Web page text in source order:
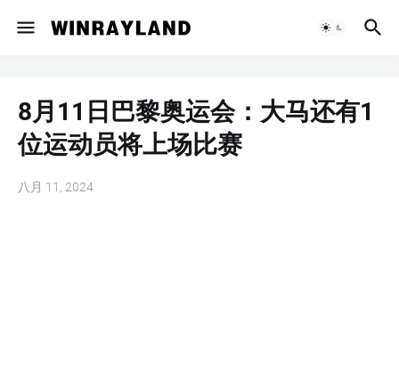
8月11日巴黎奥运会：大马还有1
位运动员将上场比赛
八月 11, 2024